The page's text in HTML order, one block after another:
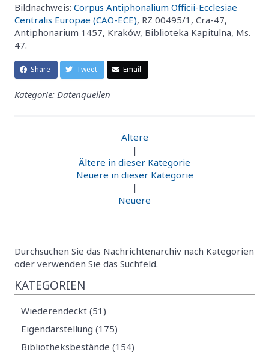
Bildnachweis: Corpus Antiphonalium Officii-Ecclesiae
Centralis Europae (CAO-ECE), RZ 00495/1, Cra-47,
Antiphonarium 1457, Kraków, Biblioteka Kapitulna, Ms.
47.
Share Tweet Email
Kategorie: Datenquellen
Ältere
|
Ältere in dieser Kategorie
Neuere in dieser Kategorie
|
Neuere
Durchsuchen Sie das Nachrichtenarchiv nach Kategorien
oder verwenden Sie das Suchfeld.
KATEGORIEN
Wiederendeckt (51)
Eigendarstellung (175)
Bibliotheksbestände (154)